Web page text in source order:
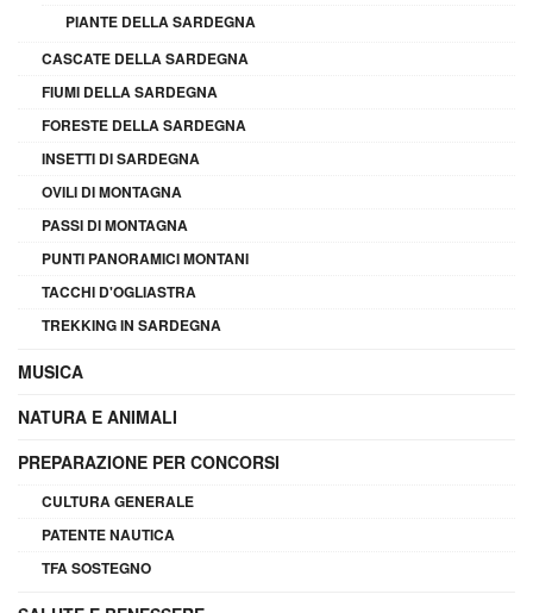
PIANTE DELLA SARDEGNA
CASCATE DELLA SARDEGNA
FIUMI DELLA SARDEGNA
FORESTE DELLA SARDEGNA
INSETTI DI SARDEGNA
OVILI DI MONTAGNA
PASSI DI MONTAGNA
PUNTI PANORAMICI MONTANI
TACCHI D'OGLIASTRA
TREKKING IN SARDEGNA
MUSICA
NATURA E ANIMALI
PREPARAZIONE PER CONCORSI
CULTURA GENERALE
PATENTE NAUTICA
TFA SOSTEGNO